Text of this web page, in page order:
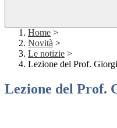
Home >
Novità >
Le notizie >
Lezione del Prof.
Lezione del Prof.